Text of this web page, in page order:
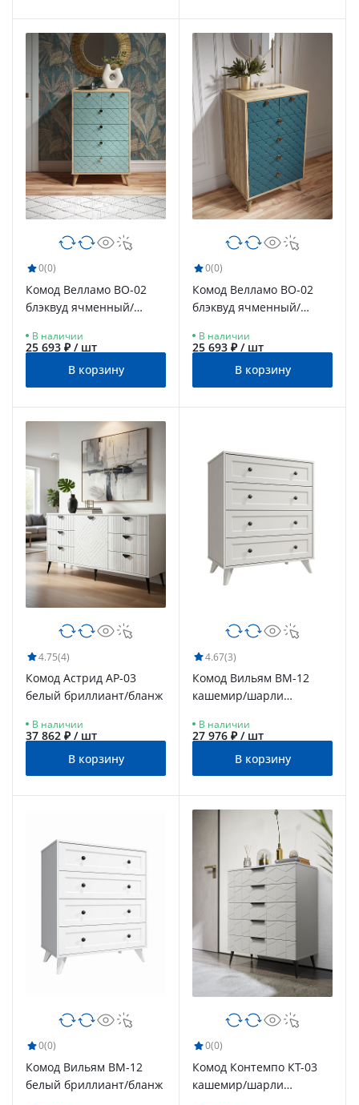
0(0)
Комод Велламо ВО-02
блэквуд ячменный/
В наличии
25 693 ₽ / шт
В корзину
0(0)
Комод Велламо ВО-02
блэквуд ячменный/
В наличии
25 693 ₽ / шт
В корзину
4.75(4)
Комод Астрид АР-03
белый бриллиант/бланж
В наличии
37 862 ₽ / шт
В корзину
4.67(3)
Комод Вильям ВМ-12
кашемир/шарли
В наличии
27 976 ₽ / шт
В корзину
0(0)
Комод Вильям ВМ-12
белый бриллиант/бланж
0(0)
Комод Контемпо КТ-03
кашемир/шарли